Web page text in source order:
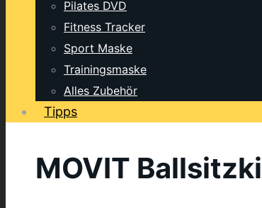
Pilates DVD
Fitness Tracker
Sport Maske
Trainingsmaske
Alles Zubehör
Tipps
MOVIT